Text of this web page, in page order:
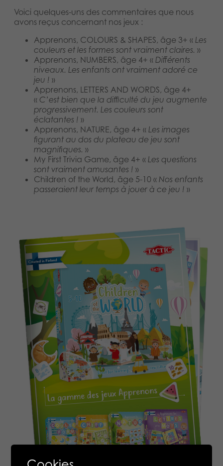
Voici quelques-uns des commentaires que nous
avons reçus concernant nos jeux :
Apprenons, COLOURS & SHAPES, âge 3+ « Les
couleurs et les formes sont vraiment claires. »
Apprenons, NUMBERS, âge 4+ « Différents
niveaux. Les enfants ont vraiment adoré ce
jeu ! »
Apprenons, LETTERS AND WORDS, âge 4+
« C’est bien que la difficulté du jeu augmente
progressivement. Les couleurs sont
éclatantes ! »
Apprenons, NATURE, âge 4+ « Les images
figurant au dos du plateau de jeu sont
magnifiques. »
My First Trivia Game, âge 4+ « Les questions
sont vraiment amusantes ! »
Children of the World, âge 5-10 « Nos enfants
passeraient leur temps à jouer à ce jeu ! »